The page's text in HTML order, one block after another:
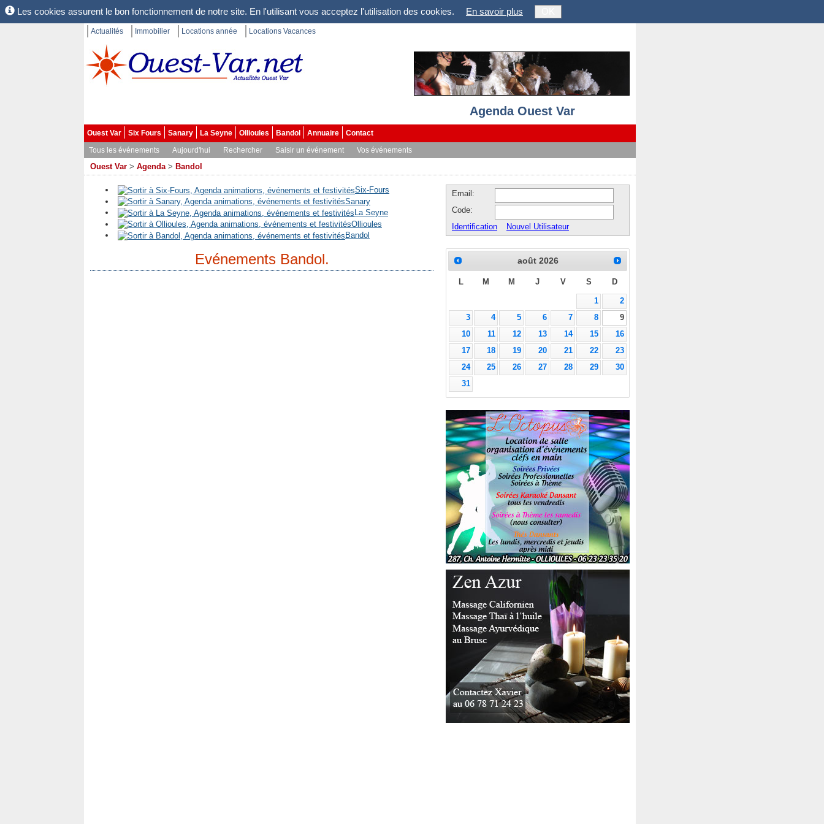
Les cookies assurent le bon fonctionnement de notre site. En l'utilisant vous acceptez l'utilisation des cookies. En savoir plus
Actualités Immobilier Locations année Locations Vacances
Agenda Ouest Var
Ouest Var Six Fours Sanary La Seyne Ollioules Bandol Annuaire
Contact
Tous les événements
Aujourd'hui Rechercher Saisir un événement Vos événements
Ouest Var > Agenda > Bandol
Six-Fours
Sanary
La Seyne
Ollioules
Bandol
Evénements Bandol.
Email:
Code:
Identification
Nouvel Utilisateur
août 2026
L M M J V S D
1
2
3
4 5 6 7 8
9
10
11 12 13 14 15
16
17
18 19 20 21 22
23
24
25 26 27 28 29
30
31